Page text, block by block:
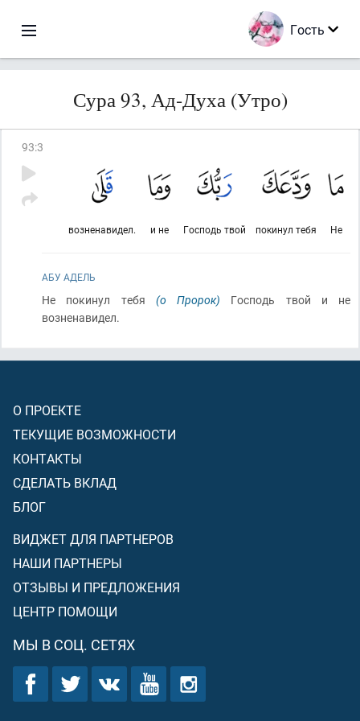
Гость
Сура 93, Ад-Духа (Утро)
93:3
Не
покинул тебя
Господь твой
и не
возненавидел.
АБУ АДЕЛЬ
Не покинул тебя (о Пророк) Господь твой и не
возненавидел.
О ПРОЕКТЕ
ТЕКУЩИЕ ВОЗМОЖНОСТИ
КОНТАКТЫ
СДЕЛАТЬ ВКЛАД
БЛОГ
ВИДЖЕТ ДЛЯ ПАРТНЕРОВ
НАШИ ПАРТНЕРЫ
ОТЗЫВЫ И ПРЕДЛОЖЕНИЯ
ЦЕНТР ПОМОЩИ
МЫ В СОЦ. СЕТЯХ